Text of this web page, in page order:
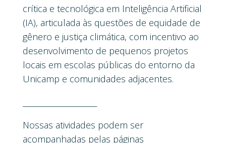
crítica e tecnológica em Inteligência Artificial
(IA), articulada às questões de equidade de
gênero e justiça climática, com incentivo ao
desenvolvimento de pequenos projetos
locais em escolas públicas do entorno da
Unicamp e comunidades adjacentes.
Nossas atividades podem ser
acompanhadas pelas páginas